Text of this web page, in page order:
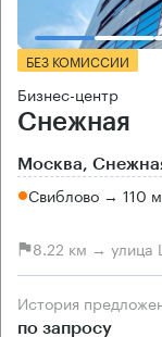
БЕЗ КОМИССИИ
Бизнес-центр
Снежная
Москва,
Свиблово → 110 м
8.22 км → улица
История
по запросу